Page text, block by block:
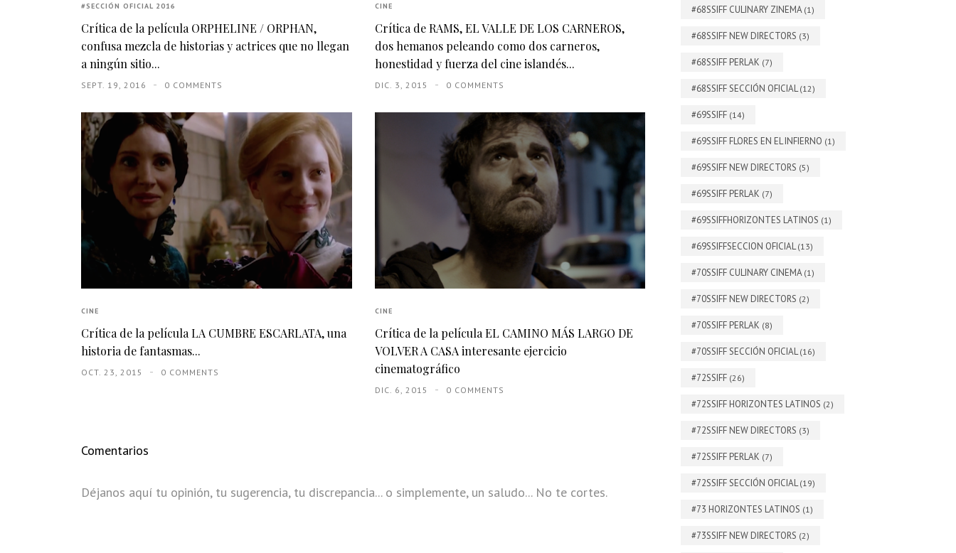
#SECCIÓN OFICIAL 2016
Crítica de la película ORPHELINE / ORPHAN,
confusa mezcla de historias y actrices que no llegan
a ningún sitio...
SEPT. 19, 2016 0 COMMENTS
CINE
Crítica de RAMS, EL VALLE DE LOS CARNEROS,
dos hemanos peleando como dos carneros,
honestidad y fuerza del cine islandés...
DIC. 3, 2015 0 COMMENTS
CINE
Crítica de la película LA CUMBRE ESCARLATA, una
historia de fantasmas...
OCT. 23, 2015 0 COMMENTS
CINE
Crítica de la película EL CAMINO MÁS LARGO DE
VOLVER A CASA interesante ejercicio
cinematográfico
DIC. 6, 2015 0 COMMENTS
Comentarios
Déjanos aquí tu opinión, tu sugerencia, tu discrepancia... o simplemente, un saludo... No te cortes.
#68SSIFF CULINARY ZINEMA (1)
#68SSIFF NEW DIRECTORS (3)
#68SSIFF PERLAK (7)
#68SSIFF SECCIÓN OFICIAL(12)
#69SSIFF (14)
#69SSIFF FLORES EN EL INFIERNO (1)
#69SSIFF NEW DIRECTORS (5)
#69SSIFF PERLAK (7)
#69SSIFFHORIZONTES LATINOS (1)
#69SSIFFSECCION OFICIAL(13)
#70SSIFF CULINARY CINEMA (1)
#70SSIFF NEW DIRECTORS (2)
#70SSIFF PERLAK (8)
#70SSIFF SECCIÓN OFICIAL(16)
#72SSIFF (26)
#72SSIFF HORIZONTES LATINOS (2)
#72SSIFF NEW DIRECTORS (3)
#72SSIFF PERLAK (7)
#72SSIFF SECCIÓN OFICIAL(19)
#73 HORIZONTES LATINOS (1)
#73SSIFF NEW DIRECTORS (2)